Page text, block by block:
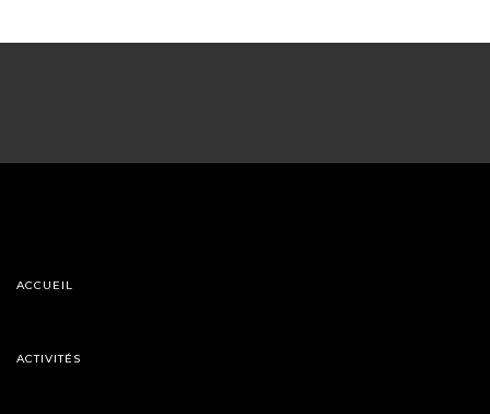
ACCUEIL
ACTIVITÉS